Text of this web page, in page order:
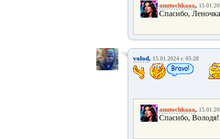
anutochkaaa,
Спасибо,
volod, 15.01.2024 г. 05:28
anutochkaaa,
Спасибо, Володя!